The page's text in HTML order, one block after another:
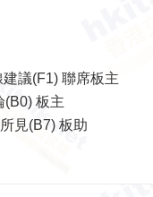
議(F1) 聯席板主
(B0) 板主
見(B7) 板助